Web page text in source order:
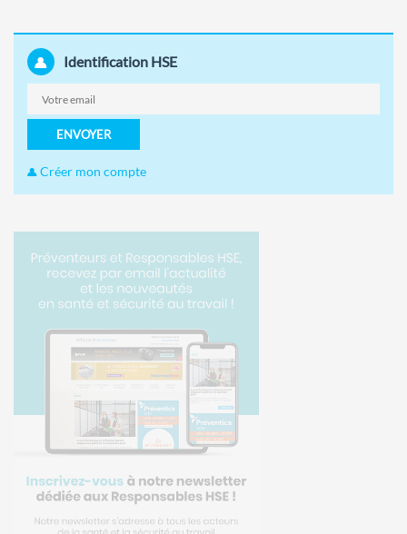
Identification HSE
ENVOYER
Créer mon compte